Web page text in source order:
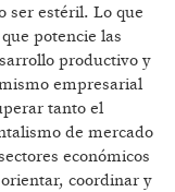
ser estéril. Lo que
potencie las
productivo y
empresarial
tanto el
de mercado
económicos
coordinar y